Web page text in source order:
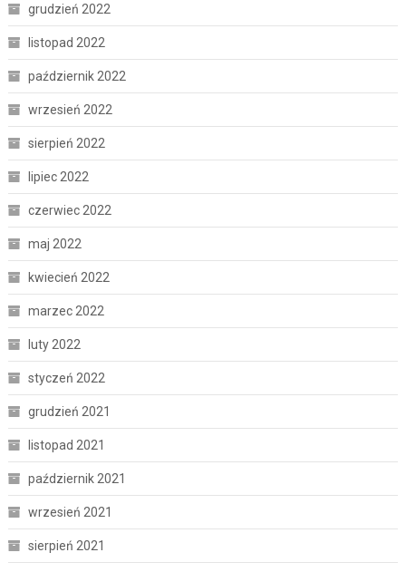
grudzień 2022
listopad 2022
październik 2022
wrzesień 2022
sierpień 2022
lipiec 2022
czerwiec 2022
maj 2022
kwiecień 2022
marzec 2022
luty 2022
styczeń 2022
grudzień 2021
listopad 2021
październik 2021
wrzesień 2021
sierpień 2021